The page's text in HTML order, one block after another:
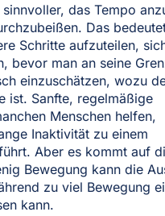
das Tempo
Das
Schritte aufzuteilen,
bevor man an seine
einzuschätzen, wozu
ist. Sanfte, regelmäßige
Menschen helfen,
Inaktivität zu einem
Aber es kommt auf
Bewegung kann die
zu viel Bewegung
kann.